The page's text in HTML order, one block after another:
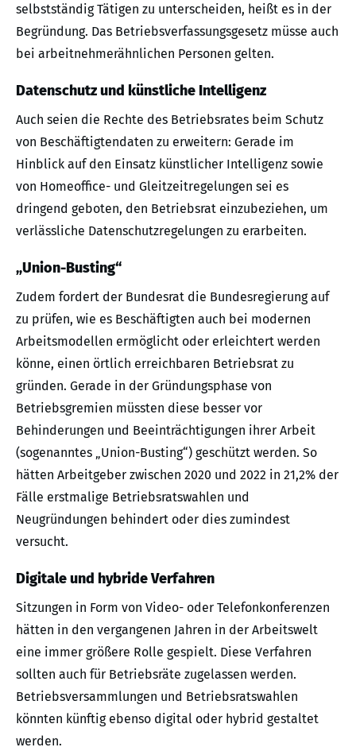
selbstständig Tätigen zu unterscheiden, heißt es in der
Begründung. Das Betriebsverfassungsgesetz müsse auch
bei arbeitnehmerähnlichen Personen gelten.
Datenschutz und künstliche Intelligenz
Auch seien die Rechte des Betriebsrates beim Schutz
von Beschäftigtendaten zu erweitern: Gerade im
Hinblick auf den Einsatz künstlicher Intelligenz sowie
von Homeoffice- und Gleitzeitregelungen sei es
dringend geboten, den Betriebsrat einzubeziehen, um
verlässliche Datenschutzregelungen zu erarbeiten.
„Union-Busting“
Zudem fordert der Bundesrat die Bundesregierung auf
zu prüfen, wie es Beschäftigten auch bei modernen
Arbeitsmodellen ermöglicht oder erleichtert werden
könne, einen örtlich erreichbaren Betriebsrat zu
gründen. Gerade in der Gründungsphase von
Betriebsgremien müssten diese besser vor
Behinderungen und Beeinträchtigungen ihrer Arbeit
(sogenanntes „Union-Busting“) geschützt werden. So
hätten Arbeitgeber zwischen 2020 und 2022 in 21,2% der
Fälle erstmalige Betriebsratswahlen und
Neugründungen behindert oder dies zumindest
versucht.
Digitale und hybride Verfahren
Sitzungen in Form von Video- oder Telefonkonferenzen
hätten in den vergangenen Jahren in der Arbeitswelt
eine immer größere Rolle gespielt. Diese Verfahren
sollten auch für Betriebsräte zugelassen werden.
Betriebsversammlungen und Betriebsratswahlen
könnten künftig ebenso digital oder hybrid gestaltet
werden.